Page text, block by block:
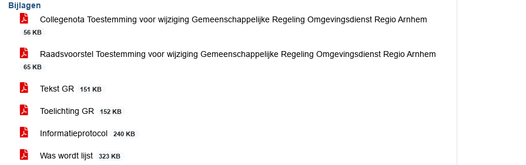
Bijlagen
Collegenota Toestemming voor wijziging Gemeenschappelijke Regeling Omgevingsdienst Regio Arnhem
56 KB
Raadsvoorstel Toestemming voor wijziging Gemeenschappelijke Regeling Omgevingsdienst Regio Arnhem
65 KB
Tekst GR 151 KB
Toelichting GR 152 KB
Informatieprotocol 240 KB
Was wordt lijst 323 KB